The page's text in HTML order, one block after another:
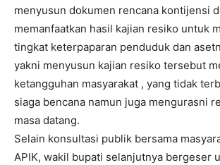
menyusun dokumen rencana kontijensi
memanfaatkan hasil kajian resiko untuk
tingkat keterpaparan penduduk dan
yakni menyusun kajian resiko tersebut
ketangguhan masyarakat , yang tidak
siaga bencana namun juga mengurasni
masa datang.
Selain konsultasi publik bersama
APIK, wakil bupati selanjutnya bergeser